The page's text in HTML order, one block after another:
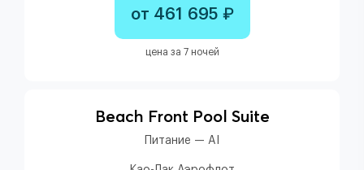
от 461 695 ₽
цена за 7 ночей
Beach Front Pool Suite
Питание — AI